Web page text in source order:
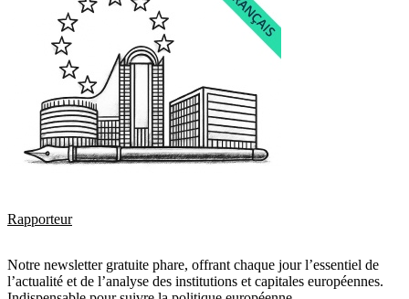
Rapporteur
Notre newsletter gratuite phare, offrant chaque jour l’essentiel de
l’actualité et de l’analyse des institutions et capitales européennes.